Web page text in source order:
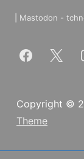
Mastodon -
Copyright ©
Theme